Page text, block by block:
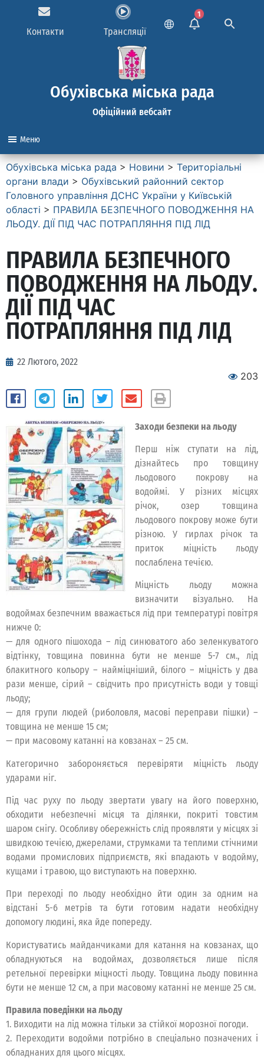
Контакти Трансляції
1
Обухівська міська рада
Офіційний вебсайт
Меню
Обухівська міська рада > Новини > Територіальні
органи влади > Обухівський районний сектор
Головного управління ДСНС України у Київській
області > ПРАВИЛА БЕЗПЕЧНОГО ПОВОДЖЕННЯ НА
ЛЬОДУ. ДІЇ ПІД ЧАС ПОТРАПЛЯННЯ ПІД ЛІД
ПРАВИЛА БЕЗПЕЧНОГО
ПОВОДЖЕННЯ НА ЛЬОДУ.
ДІЇ ПІД ЧАС
ПОТРАПЛЯННЯ ПІД ЛІД
22 Лютого, 2022
203
Заходи безпеки на льоду
Перш ніж ступати на лід,
дізнайтесь про товщину
льодового покрову на
водоймі. У різних місцях
річок, озер товщина
льодового покрову може бути
різною. У гирлах річок та
приток міцність льоду
послаблена течією.
Міцність льоду можна
визначити візуально. На
водоймах безпечним вважається лід при температурі повітря
нижче 0:
— для одного пішохода – лід синюватого або зеленкуватого
відтінку, товщина повинна бути не менше 5-7 см., лід
блакитного кольору – найміцніший, білого – міцність у два
рази менше, сірий – свідчить про присутність води у товщі
льоду;
— для групи людей (риболовля, масові переправи пішки) –
товщина не менше 15 см;
— при масовому катанні на ковзанах – 25 см.
Категорично забороняється перевіряти міцність льоду
ударами ніг.
Під час руху по льоду звертати увагу на його поверхню,
обходити небезпечні місця та ділянки, покриті товстим
шаром снігу. Особливу обережність слід проявляти у місцях зі
швидкою течією, джерелами, струмками та теплими стічними
водами промислових підприємств, які впадають v водойму,
кущами і травою, що виступають на поверхню.
При переході по льоду необхідно йти один за одним на
відстані 5-6 метрів та бути готовим надати необхідну
допомогу людині, яка йде попереду.
Користуватись майданчиками для катання на ковзанах, що
обладнуються на водоймах, дозволяється лише після
ретельної перевірки міцності льоду. Товщина льоду повинна
бути не менше 12 см, а при масовому катанні не менше 25 см.
Правила поведінки на льоду
1. Виходити на лід можна тільки за стійкої морозної погоди.
2. Переходити водойми потрібно в спеціально позначених і
обладнаних для цього місцях.